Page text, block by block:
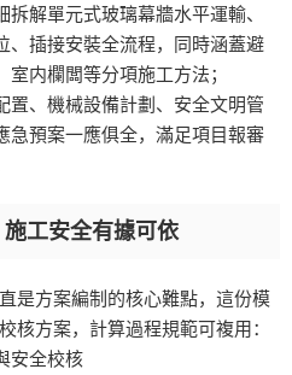
拆解單元式玻璃幕牆水平運輸、
、插接安裝全流程，同時涵蓋避
内欄闆等分項施工方法；
置、機械設備計劃、安全文明管
急預案一應俱全，滿足項目報審
工安全有據可依
是方案編制的核心難點，這份模
核方案，計算過程規範可複用：
安全校核